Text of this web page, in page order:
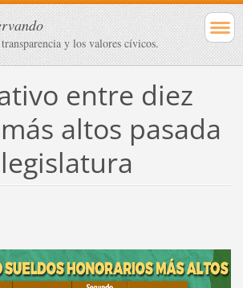
y los valores cívicos.
entre diez
altos pasada